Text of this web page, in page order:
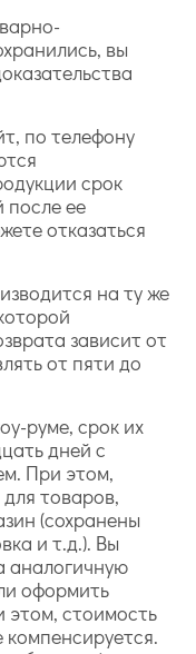
вы
по телефону
срок
после ее
отказаться
на ту же
зависит от
от пяти до
руме, срок их
дней с
При этом,
товаров,
(сохранены
и т.д.). Вы
аналогичную
оформить
этом, стоимость